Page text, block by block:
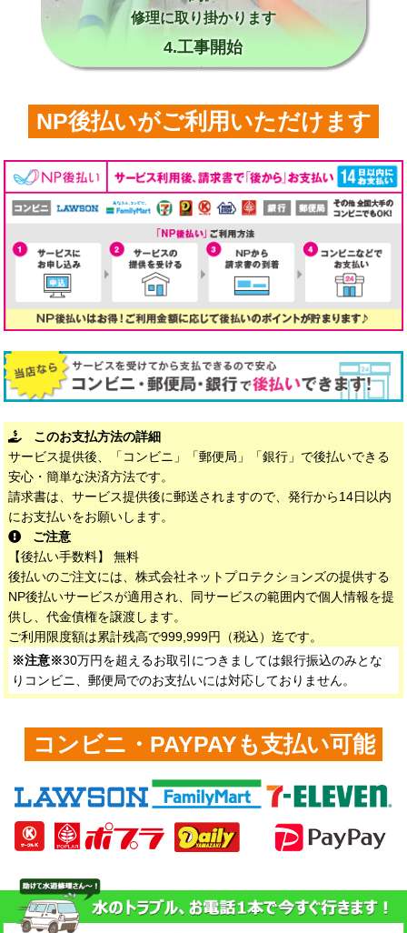
修理に取り掛かります
4.工事開始
NP後払いがご利用いただけます
このお支払方法の詳細
サービス提供後、「コンビニ」「郵便局」「銀行」で後払いできる
安心・簡単な決済方法です。
請求書は、サービス提供後に郵送されますので、発行から14日以内
にお支払いをお願いします。
ご注意
【後払い手数料】 無料
後払いのご注文には、株式会社ネットプロテクションズの提供する
NP後払いサービスが適用され、同サービスの範囲内で個人情報を提
供し、代金債権を譲渡します。
ご利用限度額は累計残高で999,999円（税込）迄です。
※注意※30万円を超えるお取引につきましては銀行振込のみとな
りコンビニ、郵便局でのお支払いには対応しておりません。
コンビニ・PAYPAYも支払い可能